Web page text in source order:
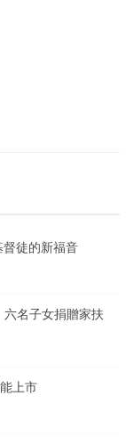
督徒的新福音
名子女捐贈家扶
上市